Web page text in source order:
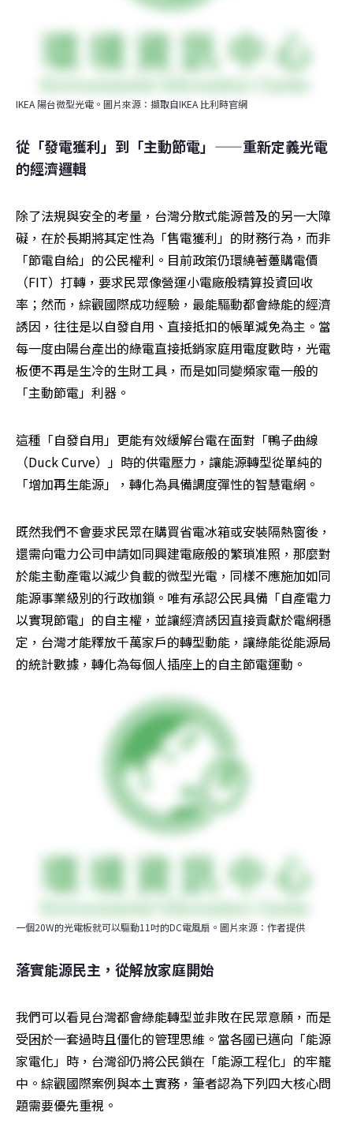
IKEA 陽台微型光電。圖片來源：擷取自IKEA 比利時官網
從「發電獲利」到「主動節電」——重新定義光電
的經濟邏輯
除了法規與安全的考量，台灣分散式能源普及的另一大障
礙，在於長期將其定性為「售電獲利」的財務行為，而非
「節電自給」的公民權利。目前政策仍環繞著躉購電價
（FIT）打轉，要求民眾像營運小電廠般精算投資回收
率；然而，綜觀國際成功經驗，最能驅動都會綠能的經濟
誘因，往往是以自發自用、直接抵扣的帳單減免為主。當
每一度由陽台產出的綠電直接抵銷家庭用電度數時，光電
板便不再是生冷的生財工具，而是如同變頻家電一般的
「主動節電」利器。
這種「自發自用」更能有效緩解台電在面對「鴨子曲線
（Duck Curve）」時的供電壓力，讓能源轉型從單純的
「增加再生能源」，轉化為具備調度彈性的智慧電網。
既然我們不會要求民眾在購買省電冰箱或安裝隔熱窗後，
還需向電力公司申請如同興建電廠般的繁瑣准照，那麼對
於能主動產電以減少負載的微型光電，同樣不應施加如同
能源事業級別的行政枷鎖。唯有承認公民具備「自產電力
以實現節電」的自主權，並讓經濟誘因直接貢獻於電網穩
定，台灣才能釋放千萬家戶的轉型動能，讓綠能從能源局
的統計數據，轉化為每個人插座上的自主節電運動。
一個20W的光電板就可以驅動11吋的DC電風扇。圖片來源：作者提供
落實能源民主，從解放家庭開始
我們可以看見台灣都會綠能轉型並非敗在民眾意願，而是
受困於一套過時且僵化的管理思維。當各國已邁向「能源
家電化」時，台灣卻仍將公民鎖在「能源工程化」的牢籠
中。綜觀國際案例與本土實務，筆者認為下列四大核心問
題需要優先重視。